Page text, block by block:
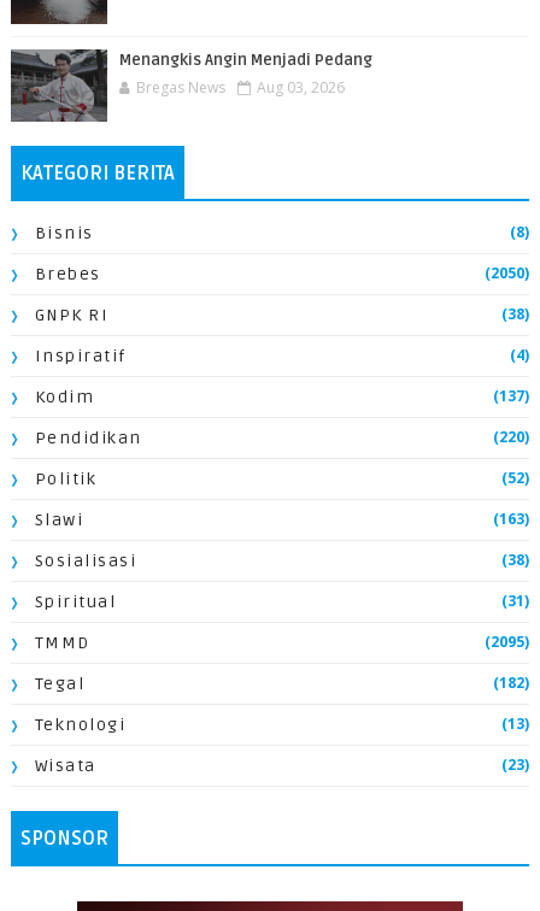
Menangkis Angin Menjadi Pedang
Bregas News Aug 03, 2026
KATEGORI BERITA
Bisnis (8)
Brebes (2050)
GNPK RI (38)
Inspiratif (4)
Kodim (137)
Pendidikan (220)
Politik (52)
Slawi (163)
Sosialisasi (38)
Spiritual (31)
TMMD (2095)
Tegal (182)
Teknologi (13)
Wisata (23)
SPONSOR